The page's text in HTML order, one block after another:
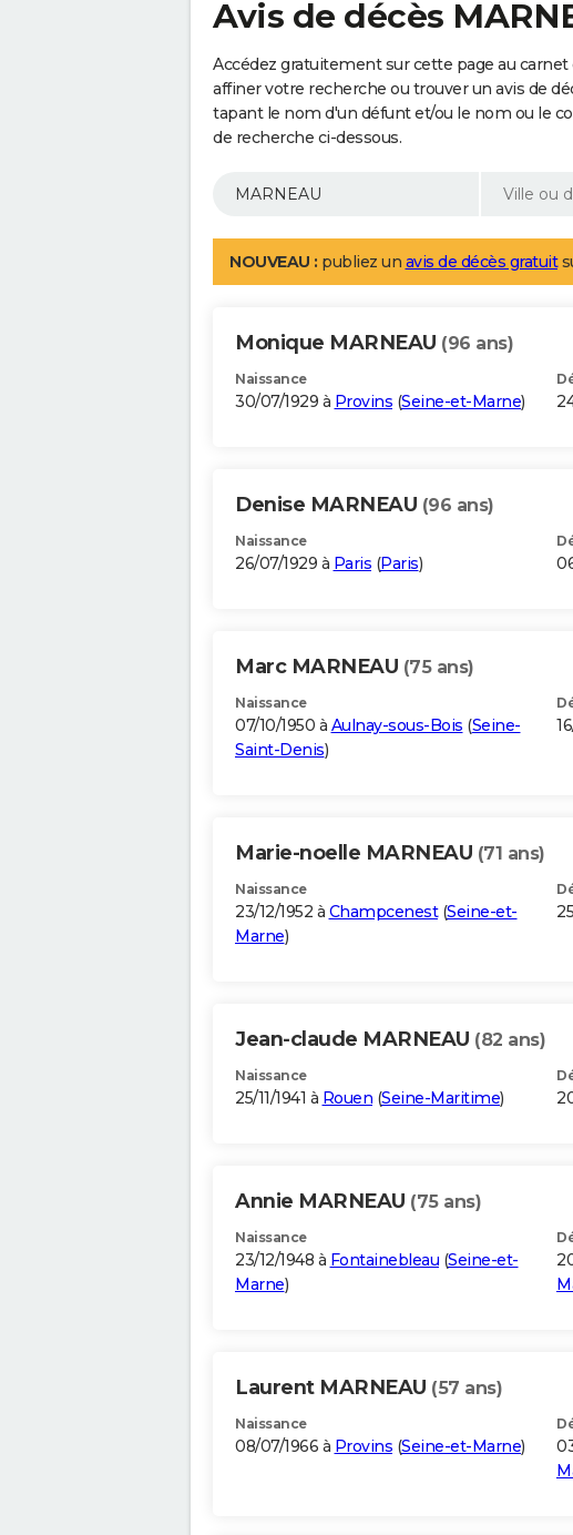
Avis de décès
Accédez gratuitement sur cette page au carnet
affiner votre recherche ou trouver un avis de
tapant le nom d'un défunt et/ou le nom ou le
de recherche ci-dessous.
NOUVEAU : publiez un avis de décès gratuit
Monique MARNEAU (96 ans)
Naissance
30/07/1929 à Provins (Seine-et-Marne)
Denise MARNEAU (96 ans)
Naissance
26/07/1929 à Paris (Paris)
Marc MARNEAU (75 ans)
Naissance
07/10/1950 à Aulnay-sous-Bois (Seine-
Saint-Denis)
Marie-noelle MARNEAU (71 ans)
Naissance
23/12/1952 à Champcenest(Seine-et-
Marne)
Jean-claude MARNEAU (82 ans)
Naissance
25/11/1941 à Rouen (Seine-Maritime)
Annie MARNEAU (75 ans)
Naissance
23/12/1948 à Fontainebleau (Seine-et-
Marne)
Laurent MARNEAU (57 ans)
Naissance
08/07/1966 à Provins (Seine-et-Marne)